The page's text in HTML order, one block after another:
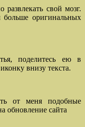
свой мозг.
оригинальных
поделитесь ею в
внизу текста.
от меня подобные
обновление сайта